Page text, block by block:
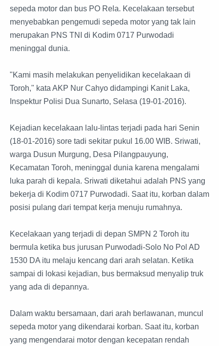
sepeda motor dan bus PO Rela. Kecelakaan tersebut
menyebabkan pengemudi sepeda motor yang tak lain
merupakan PNS TNI di Kodim 0717 Purwodadi
meninggal dunia.
"Kami masih melakukan penyelidikan kecelakaan di
Toroh," kata AKP Nur Cahyo didampingi Kanit Laka,
Inspektur Polisi Dua Sunarto, Selasa (19-01-2016).
Kejadian kecelakaan lalu-lintas terjadi pada hari Senin
(18-01-2016) sore tadi sekitar pukul 16.00 WIB. Sriwati,
warga Dusun Murgung, Desa Pilangpauyung,
Kecamatan Toroh, meninggal dunia karena mengalami
luka parah di kepala. Sriwati diketahui adalah PNS yang
bekerja di Kodim 0717 Purwodadi. Saat itu, korban dalam
posisi pulang dari tempat kerja menuju rumahnya.
Kecelakaan yang terjadi di depan SMPN 2 Toroh itu
bermula ketika bus jurusan Purwodadi-Solo No Pol AD
1530 DA itu melaju kencang dari arah selatan. Ketika
sampai di lokasi kejadian, bus bermaksud menyalip truk
yang ada di depannya.
Dalam waktu bersamaan, dari arah berlawanan, muncul
sepeda motor yang dikendarai korban. Saat itu, korban
yang mengendarai motor dengan kecepatan rendah